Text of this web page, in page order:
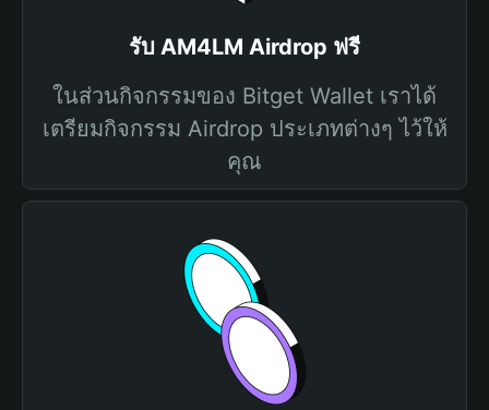
รับ AM4LM Airdrop ฟรี
ในส่วนกิจกรรมของ Bitget Wallet เราได้
เตรียมกิจกรรม Airdrop ประเภทต่างๆ ไว้ให้
คุณ